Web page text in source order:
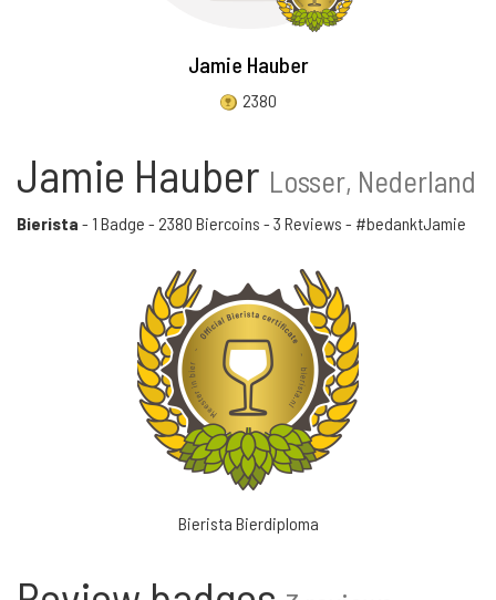
Jamie Hauber
2380
Jamie Hauber Losser, Nederland
Bierista - 1 Badge - 2380 Biercoins - 3 Reviews - #bedanktJamie
Bierista Bierdiploma